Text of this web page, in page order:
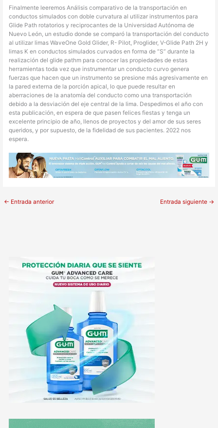
Finalmente leeremos Análisis comparativo de la transportación en
conductos simulados con doble curvatura al utilizar instrumentos para
Glide Path rotatorios y reciprocantes de la Universidad Autónoma de
Nuevo León, un estudio donde se comparó la transportación del conducto
al utilizar limas WaveOne Gold Glider, R- Pilot, Proglider, V-Glide Path 2H y
limas K en conductos simulados curvados en forma de “S” durante la
realización del glide pathm para conocer las propiedades de estas
herramientas toda vez que instrumentar un conducto curvo genera
fuerzas que hacen que un instrumento se presione más agresivamente en
la pared externa de la porción apical, lo que puede resultar en
aberraciones de la anatomía del conducto como una transportación
debido a la desviación del eje central de la lima. Despedimos el año con
esta publicación, en espera de que pasen felices fiestas y tenga un
excelente principio de año, llenos de proyectos y del amor de sus seres
queridos, y por supuesto, de la fidelidad de sus pacientes. 2022 nos
espera.
← Entrada anterior Entrada siguiente →